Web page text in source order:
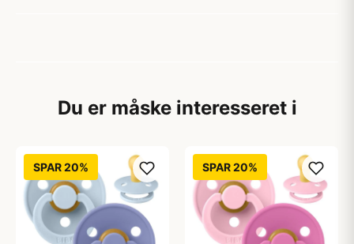
Du er måske interesseret i
SPAR 20% SPAR 20%